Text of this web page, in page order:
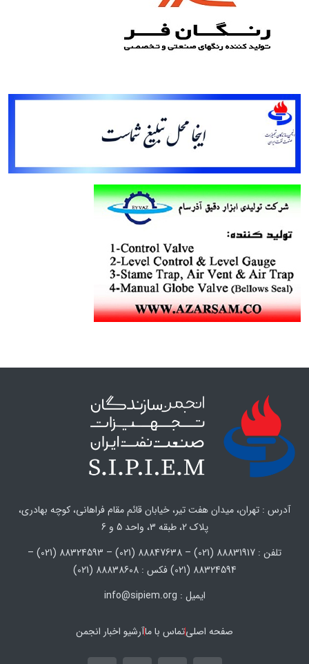
آدرس : تهران، میدان هفت تیر، خیابان قائم مقام فراهانی، کوچه بهادری،
پلاک 2، طبقه 3، واحد 5 و 6
تلفن : 88831917 (021) – 88847638 (021) – 88324593 (021) –
88324594 (021) فکس : 88838608 (021)
ایمیل : info@sipiem.org
صفحه اصلیتماس با ماآرشیو اخبار انجمن